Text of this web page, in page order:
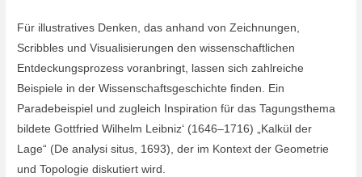
Für illustratives Denken, das anhand von Zeichnungen,
Scribbles und Visualisierungen den wissenschaftlichen
Entdeckungsprozess voranbringt, lassen sich zahlreiche
Beispiele in der Wissenschaftsgeschichte finden. Ein
Paradebeispiel und zugleich Inspiration für das Tagungsthema
bildete Gottfried Wilhelm Leibniz‘ (1646–1716) „Kalkül der
Lage“ (De analysi situs, 1693), der im Kontext der Geometrie
und Topologie diskutiert wird.